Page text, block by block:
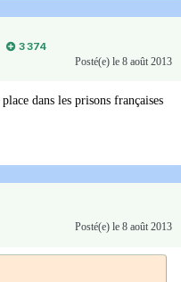
3 374
Posté(e) le 8 août 2013
dans les prisons françaises
Posté(e) le 8 août 2013